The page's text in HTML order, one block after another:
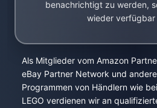
benachrichtigt zu werden,
wieder verfügbar
Als Mitglieder vom Amazon
eBay Partner Network und
Programmen von Händlern wie
LEGO verdienen wir an